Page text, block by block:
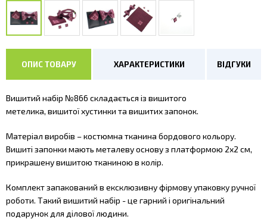
ОПИС ТОВАРУ ХАРАКТЕРИСТИКИ ВІДГУКИ
Вишитий набір №866 складається із вишитого
метелика, вишитої хустинки та вишитих запонок.
Матеріал виробів – костюмна тканина бордового кольору.
Вишиті запонки мають металеву основу з платформою 2х2 см,
прикрашену вишитою тканиною в колір.
Комплект запакований в ексклюзивну фірмову упаковку ручної
роботи. Такий вишитий набір - це гарний і оригінальний
подарунок для ділової людини.